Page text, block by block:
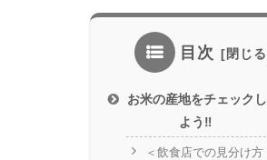
目次
お米の産地をチェックし
よう‼️
＜飲食店での見分け方